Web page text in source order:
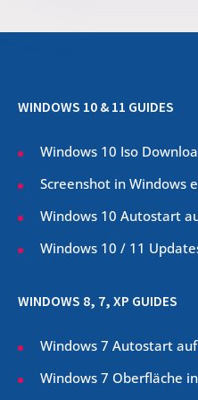
WINDOWS 10 & 11 GUIDES
Windows 10 Iso
Screenshot in Windows
Windows 10 Autostart
Windows 10 / 11
WINDOWS 8, 7, XP GUIDES
Windows 7 Autostart
Windows 7 Oberfläche